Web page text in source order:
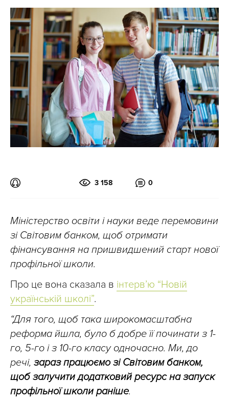
3 158 0
Міністерство освіти і науки веде перемовини
зі Світовим банком, щоб отримати
фінансування на пришвидшений старт нової
профільної школи.
Про це вона сказала в інтерв’ю “Новій
українській школі”.
“Для того, щоб така широкомасштабна
реформа йшла, було б добре її починати з 1-
го, 5-го і з 10-го класу одночасно. Ми, до
речі, зараз працюємо зі Світовим банком,
щоб залучити додатковий ресурс на запуск
профільної школи раніше.